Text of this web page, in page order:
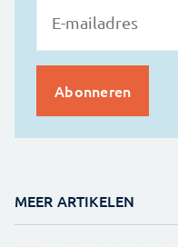
MEER ARTIKELEN